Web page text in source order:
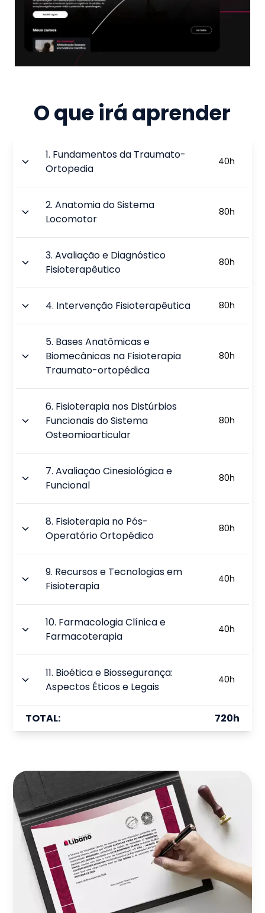
O que irá aprender
1. Fundamentos da Traumato-
Ortopedia
40h
2.Anatomia do Sistema
Locomotor
80h
3.Avaliação e Diagnóstico
Fisioterapêutico
80h
4. Intervenção Fisioterapêutica 80h
5. Bases Anatômicas e
Biomecânicas na Fisioterapia
Traumato-ortopédica
80h
6. Fisioterapia nos Distúrbios
Funcionais do Sistema
Osteomioarticular
80h
7.Avaliação Cinesiológica e
Funcional
80h
8. Fisioterapia no Pós-
Operatório Ortopédico
80h
9. Recursos e Tecnologias em
Fisioterapia
40h
10. Farmacologia Clínica e
Farmacoterapia
40h
11. Bioética e Biossegurança:
Aspectos Éticos e Legais
40h
TOTAL: 720h